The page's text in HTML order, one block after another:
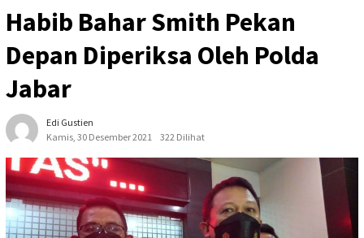
Habib Bahar Smith Pekan
Depan Diperiksa Oleh Polda
Jabar
Edi Gustien
Kamis, 30 Desember 2021
322 Dilihat